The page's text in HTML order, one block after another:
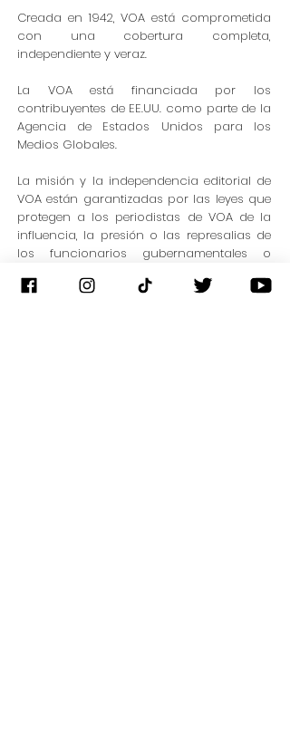
Creada en 1942, VOA está comprometida
con una cobertura completa,
independiente y veraz.
La VOA está financiada por los
contribuyentes de EE.UU. como parte de la
Agencia de Estados Unidos para los
Medios Globales.
La misión y la independencia editorial de
VOA están garantizadas por las leyes que
protegen a los periodistas de VOA de la
influencia, la presión o las represalias de
los funcionarios gubernamentales o